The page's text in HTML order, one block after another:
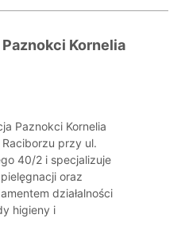
Kornelia
Paznokci Kornelia
przy ul.
40/2 i specjalizuje
oraz
działalności
higieny i